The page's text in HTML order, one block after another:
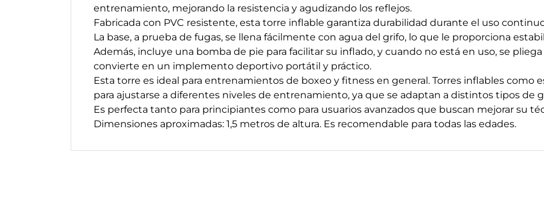
entrenamiento, mejorando la resistencia y agudizando los reflejos.
Fabricada con PVC resistente, esta torre inflable garantiza durabilidad durante el uso
La base, a prueba de fugas, se llena fácilmente con agua del grifo, lo que le proporciona
Además, incluye una bomba de pie para facilitar su inflado, y cuando no está en uso, se
convierte en un implemento deportivo portátil y práctico.
Esta torre es ideal para entrenamientos de boxeo y fitness en general. Torres inflables como
para ajustarse a diferentes niveles de entrenamiento, ya que se adaptan a distintos tipos de
Es perfecta tanto para principiantes como para usuarios avanzados que buscan mejorar su
Dimensiones aproximadas: 1,5 metros de altura. Es recomendable para todas las edades.